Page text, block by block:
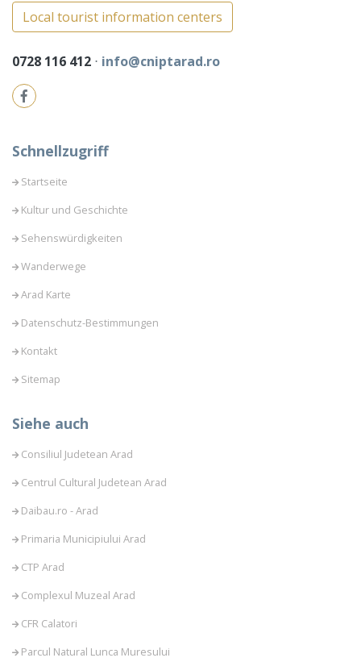
Local tourist information centers
0728 116 412 ⋅ info@cniptarad.ro
Schnellzugriff
Startseite
Kultur und Geschichte
Sehenswürdigkeiten
Wanderwege
Arad Karte
Datenschutz-Bestimmungen
Kontakt
Sitemap
Siehe auch
Consiliul Judetean Arad
Centrul Cultural Judetean Arad
Daibau.ro - Arad
Primaria Municipiului Arad
CTP Arad
Complexul Muzeal Arad
CFR Calatori
Parcul Natural Lunca Muresului